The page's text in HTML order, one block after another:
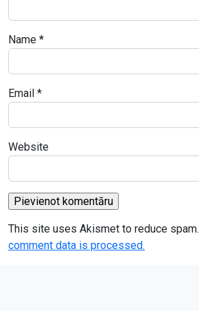
Name *
Email *
Website
This site uses Akismet to reduce spam.
comment data is processed.